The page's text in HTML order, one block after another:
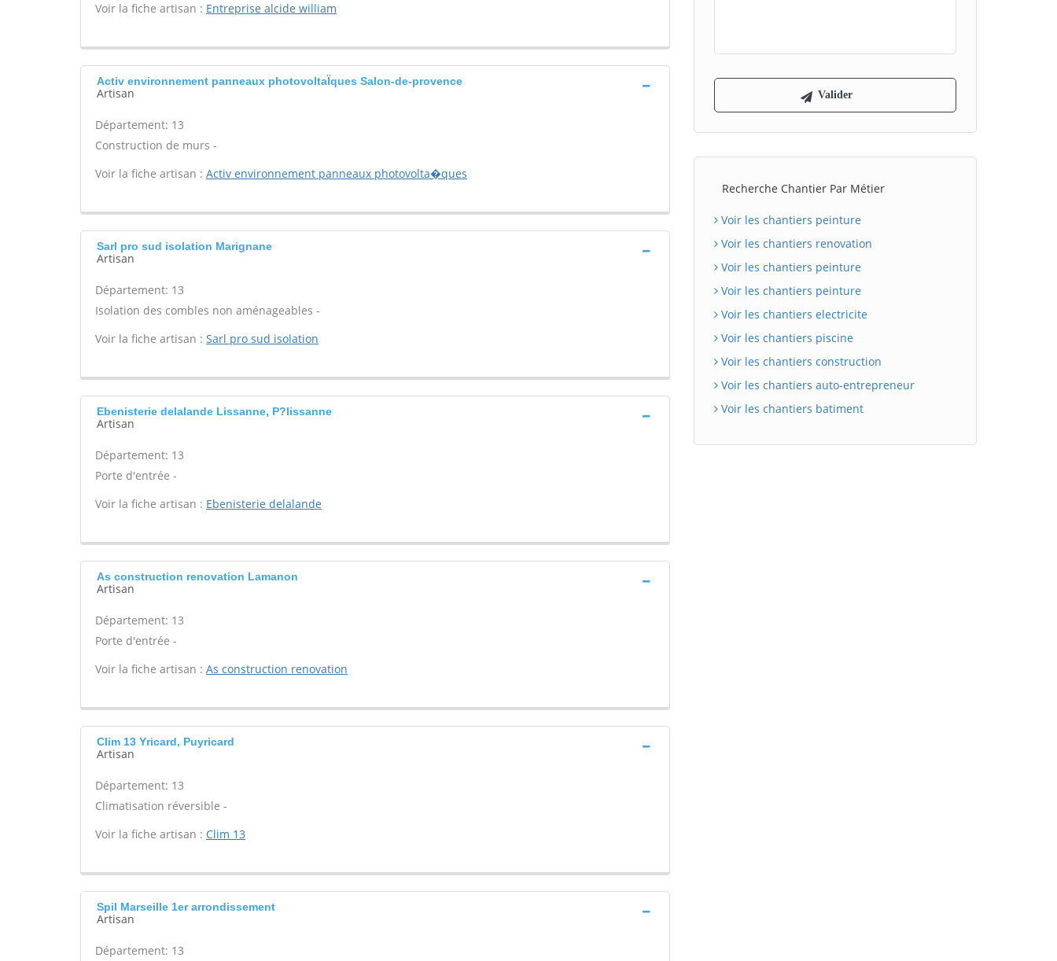
Voir la fiche artisan : Entreprise alcide william
Activ environnement panneaux photovoltaÏques Salon-de-provence
Artisan
Département: 13
Construction de murs -
Voir la fiche artisan : Activ environnement panneaux photovolta�ques
Sarl pro sud isolation Marignane
Artisan
Département: 13
Isolation des combles non aménageables -
Voir la fiche artisan : Sarl pro sud isolation
Ebenisterie delalande Lissanne, P?lissanne
Artisan
Département: 13
Porte d'entrée -
Voir la fiche artisan : Ebenisterie delalande
As construction renovation Lamanon
Artisan
Département: 13
Porte d'entrée -
Voir la fiche artisan : As construction renovation
Clim 13 Yricard, Puyricard
Artisan
Département: 13
Climatisation réversible -
Voir la fiche artisan : Clim 13
Spil Marseille 1er arrondissement
Artisan
Département: 13
Recherche Chantier Par Métier
Voir les chantiers peinture
Voir les chantiers renovation
Voir les chantiers peinture
Voir les chantiers peinture
Voir les chantiers electricite
Voir les chantiers piscine
Voir les chantiers construction
Voir les chantiers auto-entrepreneur
Voir les chantiers batiment